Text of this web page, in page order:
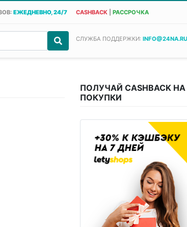
ЕЖЕДНЕВНО, 24/7 CASHBACK| РАССРОЧКА
СЛУЖБА ПОДДЕРЖКИ: INFO@24NA.RU
ПОЛУЧАЙ CASHBACK НА
ПОКУПКИ